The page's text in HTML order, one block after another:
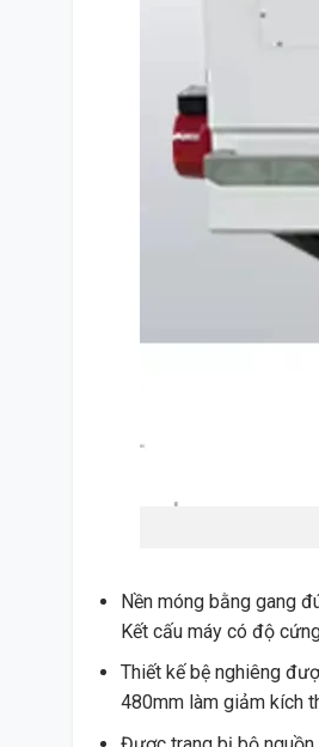
Nền móng bằng gang
Kết cấu máy có độ
Thiết kế bệ nghiêng
480mm làm giảm kích